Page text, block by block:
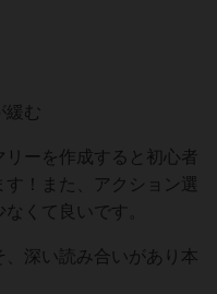
緩む
ーを作成すると初心者
！また、アクション選
くて良いです。
深い読み合いがあり本